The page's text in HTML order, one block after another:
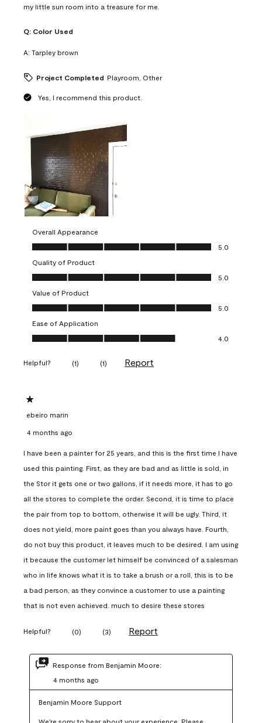
my little sun room into a treasure for me.
Q: Color Used
A: Tarpley brown
Project Completed Playroom, Other
Yes, I recommend this product.
Overall Appearance
Overall Appearance, 5.0 out of 5
5.0
Quality of Product
Quality of Product, 5.0 out of 5
5.0
Value of Product
Value of Product, 5.0 out of 5
5.0
Ease of Application
Ease of Application, 4.0 out of 5
4.0
Helpful? (1) (1) Report
1 out of 5 stars.
ebeiro marin
4 months ago
I have been a painter for 25 years, and this is the first time I have
used this painting. First, as they are bad and as little is sold, in
the Stor it gets one or two gallons, if it needs more, it has to go
all the stores to complete the order. Second, it is time to place
the pair from top to bottom, otherwise it will be ugly. Third, it
does not yield, more paint goes than you always have. Fourth,
do not buy this product, it leaves much to be desired. I am using
it because the customer let himself be convinced of a salesman
who in life knows what it is to take a brush or a roll, this is to be
a bad person, as they convince a customer to use a painting
that is not even achieved. much to desire these stores
Helpful? (0) (3) Report
Response from Benjamin Moore:
4 months ago
Benjamin Moore Support